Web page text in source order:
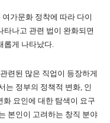
가문화 정착에 따라 다이
타나고 관련 법이 완화되면
롭게 나타났다.
련된 많은 직업이 등장하게
는 정부의 정책적 변화, 인
화 요인에 대한 탐색이 요구
본인이 고려하는 창직 분야